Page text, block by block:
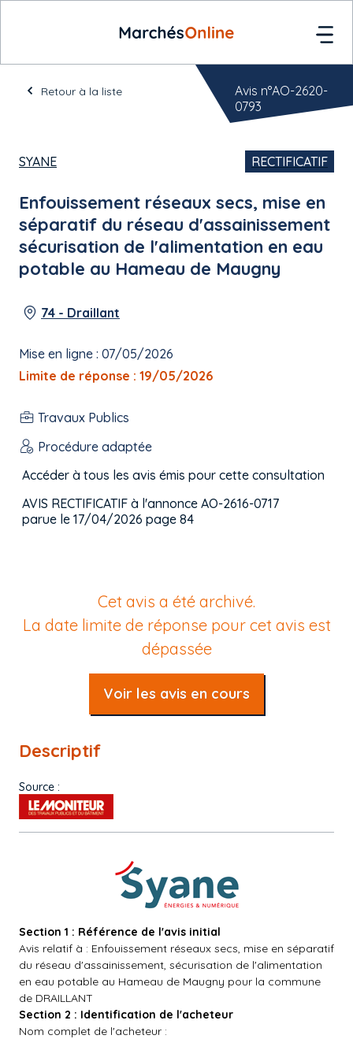
Retour à la liste
SYANE RECTIFICATIF
Enfouissement réseaux secs, mise en
séparatif du réseau d'assainissement
sécurisation de l'alimentation en eau
potable au Hameau de Maugny
74 - Draillant
Mise en ligne : 07/05/2026
Limite de réponse : 19/05/2026
Travaux Publics
Procédure adaptée
Accéder à tous les avis émis pour cette consultation
AVIS RECTIFICATIF à l'annonce AO-2616-0717
parue le 17/04/2026 page 84
Avis n°AO-2620-
0793
Cet avis a été archivé.
La date limite de réponse pour cet avis est
dépassée
Voir les avis en cours
Descriptif
Source :
Section 1 : Référence de l'avis initial
Avis relatif à : Enfouissement réseaux secs, mise en séparatif
du réseau d'assainissement, sécurisation de l'alimentation
en eau potable au Hameau de Maugny pour la commune
de DRAILLANT
Section 2 : Identification de l'acheteur
Nom complet de l'acheteur :